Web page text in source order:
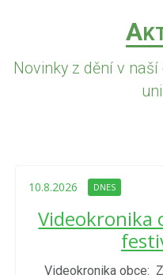
A
Novinky z dění v
10.8.2026 DNES
Videokronika
Videokronika obce: